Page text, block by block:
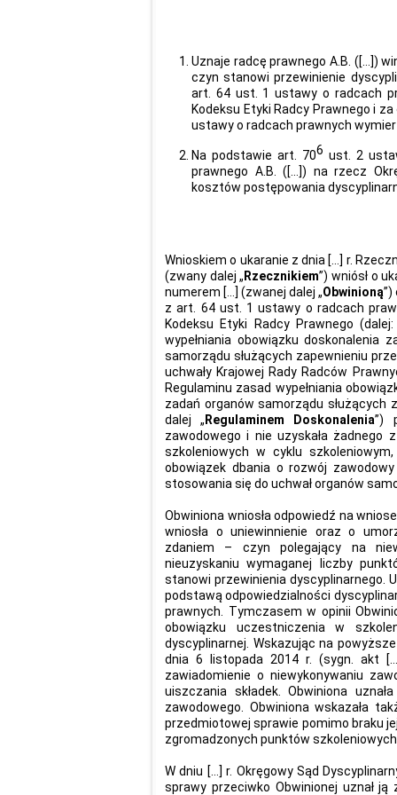
Uznaje radcę prawnego A.B. ([…])
czyn stanowi przewinienie
art. 64 ust. 1 ustawy o radcach
Kodeksu Etyki Radcy Prawnego i
ustawy o radcach prawnych
Na podstawie art. 706 ust. 2
prawnego A.B. ([…]) na rzecz
kosztów postępowania
Wnioskiem o ukaranie z dnia […] r.
(zwany dalej „ Rzecznikiem”) wniósł o
numerem […] (zwanej dalej „Obwinioną”)
z art. 64 ust. 1 ustawy o radcach
Kodeksu Etyki Radcy Prawnego (dalej:
wypełniania obowiązku doskonalenia
samorządu służących zapewnieniu
uchwały Krajowej Rady Radców
Regulaminu zasad wypełniania
zadań organów samorządu
dalej „ Regulaminem Doskonalenia”)
zawodowego i nie uzyskała
szkoleniowych w cyklu
obowiązek dbania o rozwój
stosowania się do uchwał organów
Obwiniona wniosła odpowiedź na
wniosła o uniewinnienie oraz o
zdaniem – czyn polegający na
nieuzyskaniu wymaganej liczby
stanowi przewinienia dyscyplinarnego.
podstawą odpowiedzialności
prawnych. Tymczasem w opinii
obowiązku uczestniczenia w
dyscyplinarnej. Wskazując na
dnia 6 listopada 2014 r. (sygn. akt
zawiadomienie o niewykonywaniu
uiszczania składek. Obwiniona
zawodowego. Obwiniona wskazała
przedmiotowej sprawie pomimo braku
zgromadzonych punktów
W dniu […] r. Okręgowy Sąd
sprawy przeciwko Obwinionej uznał